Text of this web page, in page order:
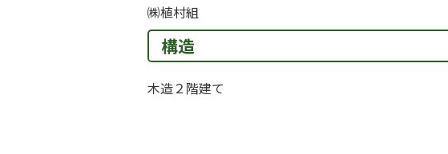
㈱植村組
構造
木造２階建て